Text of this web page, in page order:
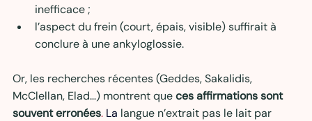
inefficace ;
l’aspect du frein (court, épais, visible) suffirait à
conclure à une ankyloglossie.
Or, les recherches récentes (Geddes, Sakalidis,
McClellan, Elad…) montrent que ces affirmations sont
souvent erronées. La langue n’extrait pas le lait par